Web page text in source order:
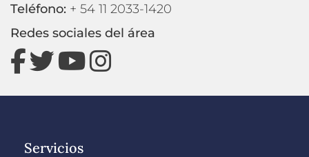
Teléfono: + 54 11 2033-1420
Redes sociales del área
Servicios